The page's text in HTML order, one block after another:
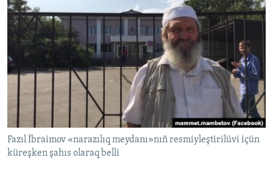
SÜRET
BLOGLAR
FİKİR
Русский
Українською
QOŞULIÑIZ!
Fazıl İbraimov «narazılıq meydanı»nıñ resmiyleştirilüvi içün
küreşken şahıs olaraq belli